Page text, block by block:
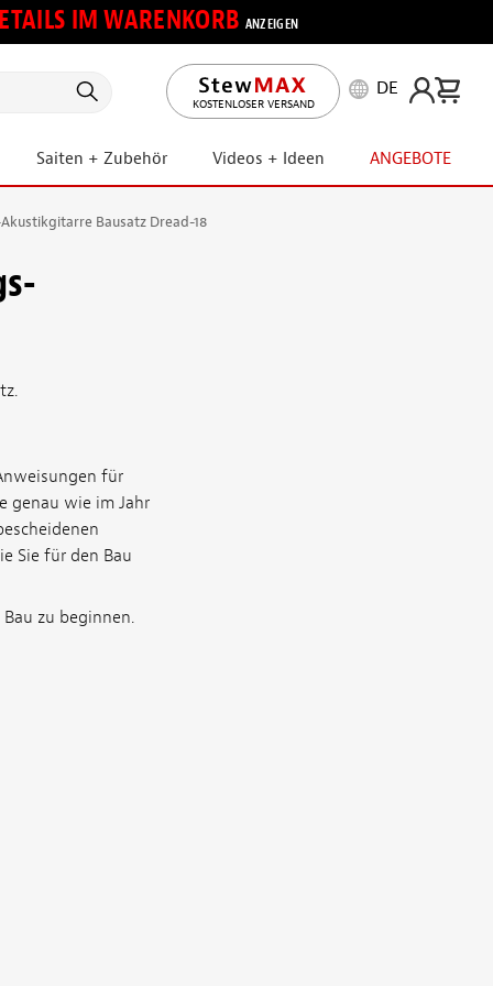
IM WARENKORB ANZEIGEN
KOSTENLOSER VERSAND
DE
Saiten + Zubehör Videos + Ideen ANGEBOTE
Bausatz Dread-18
für
genau wie im Jahr
Sie für den Bau
zu beginnen.